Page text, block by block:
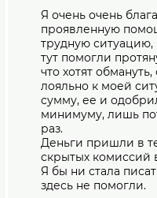
Я очень очень
проявленную
трудную ситуацию,
тут помогли
что хотят
лояльно к моей
сумму, ее и
минимуму, лишь
раз.
Деньги пришли в
скрытых комиссий
Я бы ни стала
здесь не помогли.